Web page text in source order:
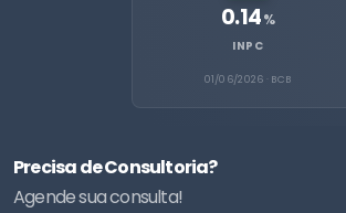
0.14%
INPC
01/06/2026 · BCB
Precisa de Consultoria?
Agende sua consulta!